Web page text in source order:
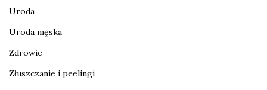
Uroda
Uroda męska
Zdrowie
Złuszczanie i peelingi